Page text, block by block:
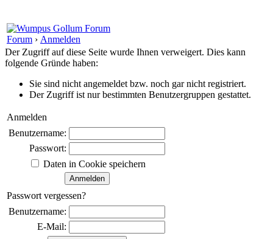
Forum › Anmelden
Der Zugriff auf diese Seite wurde Ihnen verweigert. Dies kann
folgende Gründe haben:
Sie sind nicht angemeldet bzw. noch gar nicht registriert.
Der Zugriff ist nur bestimmten Benutzergruppen gestattet.
Anmelden
Benutzername:
Passwort:
Daten in Cookie speichern
Passwort vergessen?
Benutzername:
E-Mail: